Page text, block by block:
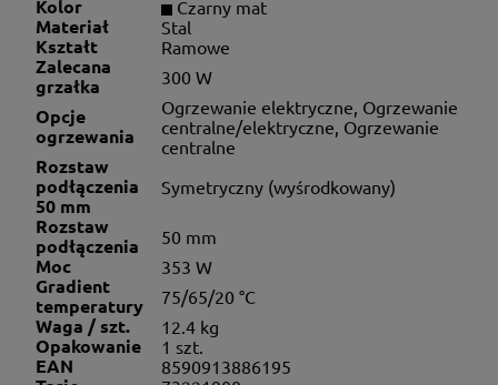
Kolor Czarny mat
Materiał Stal
Kształt Ramowe
Zalecana
grzałka
300 W
Opcje
ogrzewania
Ogrzewanie elektryczne, Ogrzewanie
centralne/elektryczne, Ogrzewanie
centralne
Rozstaw
podłączenia
50 mm
Symetryczny (wyśrodkowany)
Rozstaw
podłączenia
50 mm
Moc 353 W
Gradient
temperatury
75/65/20 °C
Waga / szt. 12.4 kg
Opakowanie 1 szt.
EAN 8590913886195